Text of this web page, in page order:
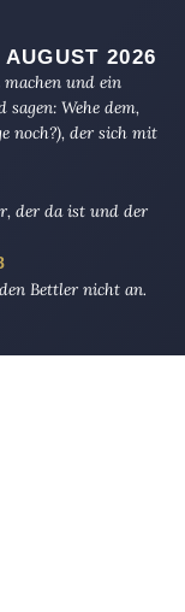
2026
und ein
Wehe dem,
noch?), der sich mit
der da ist und der
Bettler nicht an.